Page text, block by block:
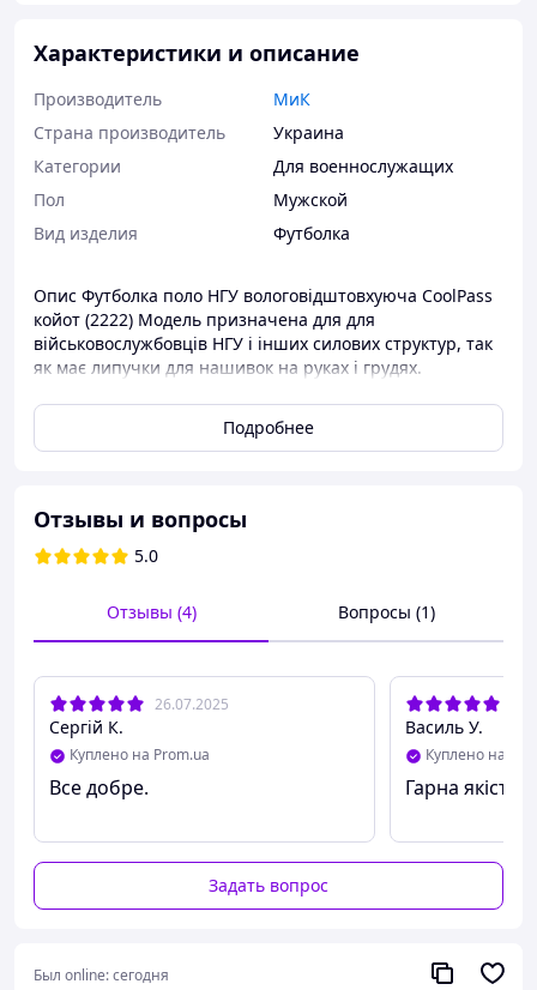
Характеристики и описание
Производитель
МиК
Страна производитель
Украина
Категории
Для военнослужащих
Пол
Мужской
Вид изделия
Футболка
Опис Футболка поло НГУ вологовідштовхуюча CoolPass
койот (2222) Модель призначена для для
військовослужбовців НГУ і інших силових структур, так
як має липучки для нашивок на руках і грудях.
світловідбивної стрічки, завдяки цьому воно не
тьмяніше, не затирається і не вигоряє.
Подробнее
Отзывы и вопросы
5.0
Отзывы (4) Вопросы (1)
26.07.2025
Сергій К.
Куплено на Prom.ua
Все добре.
Василь У.
Куплено на
Гарна якість
Задать вопрос
Был online:сегодня